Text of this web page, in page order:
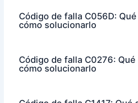
Código de falla C056D:
cómo solucionarlo
Código de falla C0276:
cómo solucionarlo